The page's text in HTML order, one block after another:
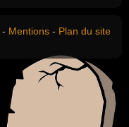
- Mentions - Plan du site